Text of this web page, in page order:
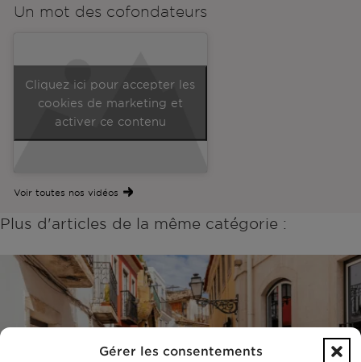
Gérer les consentements
Un mot des cofondateurs
Cliquez ici pour accepter les
cookies de marketing et
activer ce contenu
Voir toutes nos vidéos
Plus d'articles de la même catégorie :